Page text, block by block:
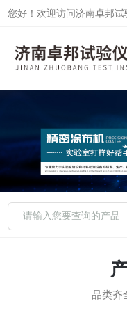
您好！欢迎访问济南卓邦试
品类齐